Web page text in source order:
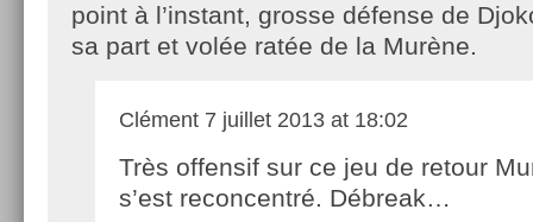
point à l’instant, grosse défense de
sa part et volée ratée de la Murène.
Clément 7 juillet 2013 at 18:02
Très offensif sur ce jeu de retour
s’est reconcentré. Débreak…